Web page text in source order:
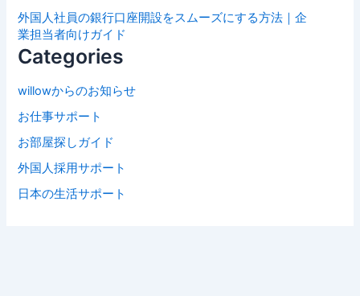
外国人社員の銀行口座開設をスムーズにする方法｜企
業担当者向けガイド
Categories
willowからのお知らせ
お仕事サポート
お部屋探しガイド
外国人採用サポート
日本の生活サポート